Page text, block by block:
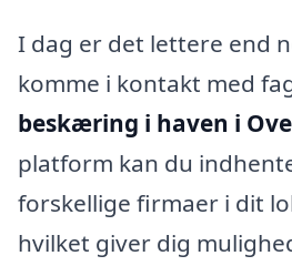
I dag er det lettere end
komme i kontakt med
beskæring i haven i
platform kan du
forskellige firmaer i dit
hvilket giver dig